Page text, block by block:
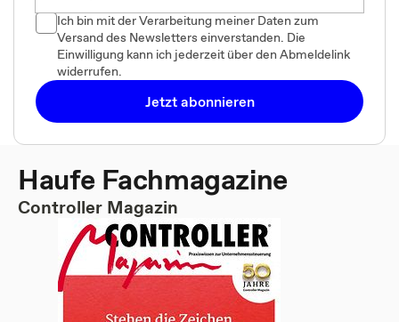
Ich bin mit der Verarbeitung meiner Daten zum
Versand des Newsletters einverstanden. Die
Einwilligung kann ich jederzeit über den Abmeldelink
widerrufen.
Jetzt abonnieren
Haufe Fachmagazine
Controller Magazin